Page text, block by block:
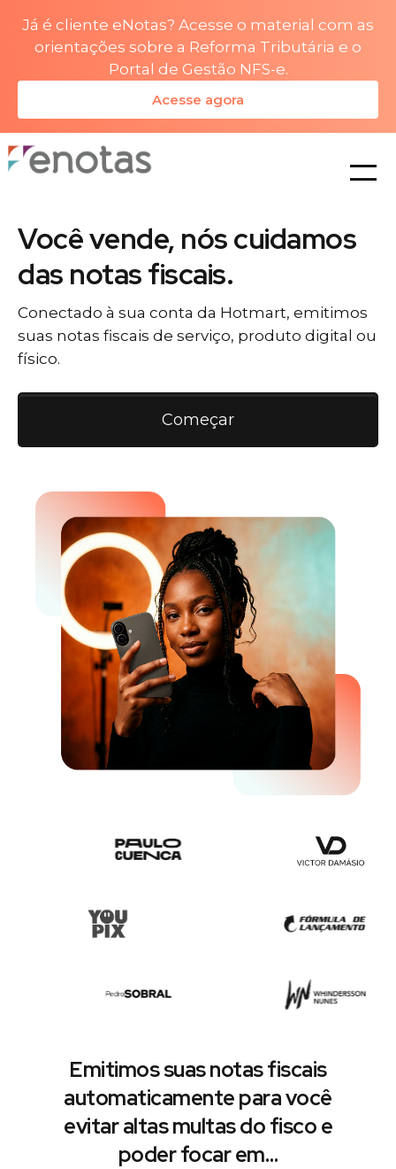
Já é cliente eNotas? Acesse o material com as
orientações sobre a Reforma Tributária e o
Portal de Gestão NFS-e.
Acesse agora
planos
Você vende, nós cuidamos
das notas fiscais.
Conectado à sua conta da Hotmart, emitimos
suas notas fiscais de serviço, produto digital ou
físico.
Começar
Emitimos suas notas fiscais
automaticamente para você
evitar altas multas do fisco e
poder focar em…